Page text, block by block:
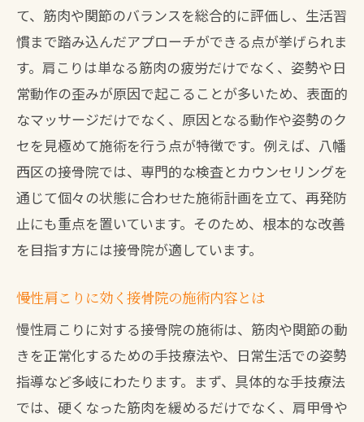
て、筋肉や関節のバランスを総合的に評価し、生活習
慣まで踏み込んだアプローチができる点が挙げられま
す。肩こりは単なる筋肉の疲労だけでなく、姿勢や日
常動作の歪みが原因で起こることが多いため、表面的
なマッサージだけでなく、原因となる動作や姿勢のク
セを見極めて施術を行う点が特徴です。例えば、八幡
西区の接骨院では、専門的な検査とカウンセリングを
通じて個々の状態に合わせた施術計画を立て、再発防
止にも重点を置いています。そのため、根本的な改善
を目指す方には接骨院が適しています。
慢性肩こりに効く接骨院の施術内容とは
慢性肩こりに対する接骨院の施術は、筋肉や関節の動
きを正常化するための手技療法や、日常生活での姿勢
指導など多岐にわたります。まず、具体的な手技療法
では、硬くなった筋肉を緩めるだけでなく、肩甲骨や